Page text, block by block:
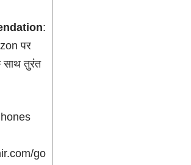
:
पर
तुरंत
go